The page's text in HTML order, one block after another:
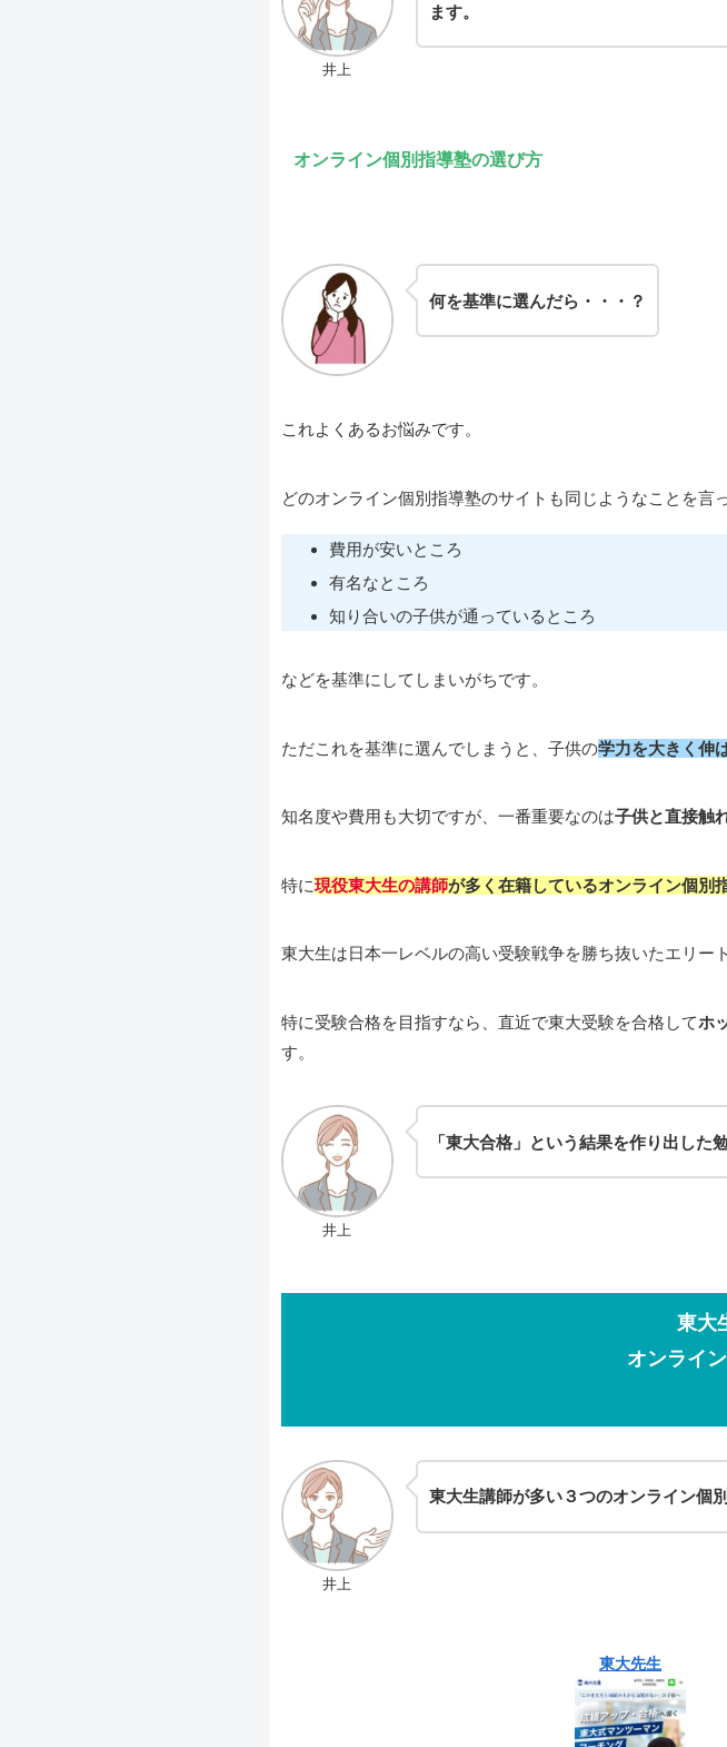
井上
ます。
オンライン個別指導塾の選び方
何を基準に選んだら・・・？
これよくあるお悩みです。
どのオンライン個別指導塾のサイトも同じようなことを言
費用が安いところ
有名なところ
知り合いの子供が通っているところ
などを基準にしてしまいがちです。
ただこれを基準に選んでしまうと、子供の学力を大きく伸
知名度や費用も大切ですが、一番重要なのは子供と直接触
特に現役東大生の講師が多く在籍しているオンライン個別
東大生は日本一レベルの高い受験戦争を勝ち抜いたエリー
特に受験合格を目指すなら、直近で東大受験を合格してホ
す。
井上
「東大合格」という結果を作り出した
東大
オンライ
井上
東大生講師が多い３つのオンライン個
東大先生